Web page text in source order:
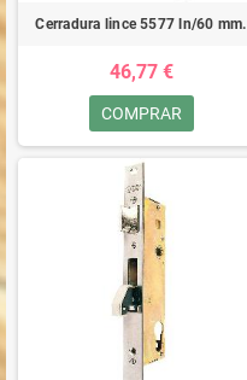
Cerradura lince 5577 ln/60 mm.
46,77 €
COMPRAR